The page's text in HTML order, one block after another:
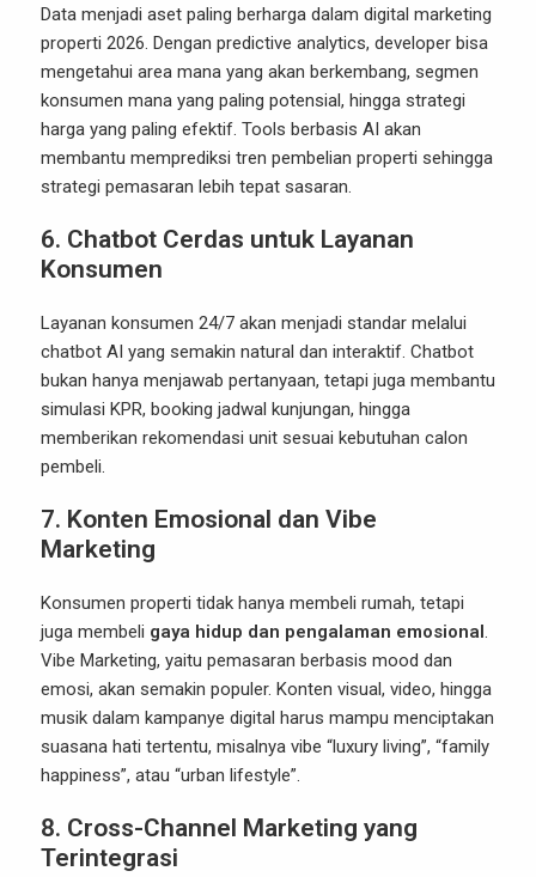
Data menjadi aset paling berharga dalam digital marketing
properti 2026. Dengan predictive analytics, developer bisa
mengetahui area mana yang akan berkembang, segmen
konsumen mana yang paling potensial, hingga strategi
harga yang paling efektif. Tools berbasis AI akan
membantu memprediksi tren pembelian properti sehingga
strategi pemasaran lebih tepat sasaran.
6. Chatbot Cerdas untuk Layanan
Konsumen
Layanan konsumen 24/7 akan menjadi standar melalui
chatbot AI yang semakin natural dan interaktif. Chatbot
bukan hanya menjawab pertanyaan, tetapi juga membantu
simulasi KPR, booking jadwal kunjungan, hingga
memberikan rekomendasi unit sesuai kebutuhan calon
pembeli.
7. Konten Emosional dan Vibe
Marketing
Konsumen properti tidak hanya membeli rumah, tetapi
juga membeli gaya hidup dan pengalaman emosional.
Vibe Marketing, yaitu pemasaran berbasis mood dan
emosi, akan semakin populer. Konten visual, video, hingga
musik dalam kampanye digital harus mampu menciptakan
suasana hati tertentu, misalnya vibe “luxury living”, “family
happiness”, atau “urban lifestyle”.
8. Cross-Channel Marketing yang
Terintegrasi